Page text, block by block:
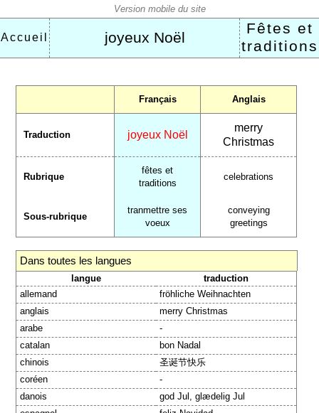
Accueil joyeux Noël
Fêtes et
traditions
Français Anglais
Traduction joyeux Noël
merry
Christmas
Rubrique
fêtes et
traditions
celebrations
Sous-rubrique
tranmettre ses
voeux
conveying
greetings
Dans toutes les langues
langue
traduction
allemand
fröhliche Weihnachten
anglais
merry Christmas
arabe
-
catalan
bon Nadal
chinois
圣诞节快乐
coréen
-
danois
god Jul, glædelig Jul